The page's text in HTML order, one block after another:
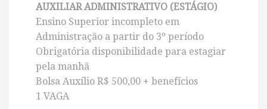
AUXILIAR ADMINISTRATIVO (ESTÁGIO)
Ensino Superior incompleto em
Administração a partir do 3º período
Obrigatória disponibilidade para estagiar
pela manhã
Bolsa Auxílio R$ 500,00 + benefícios
1 VAGA